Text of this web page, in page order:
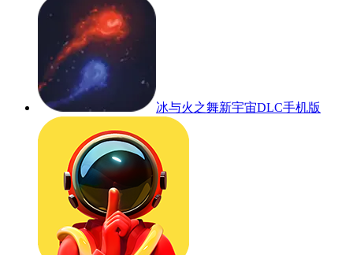
冰与火之舞新宇宙DLC手机版